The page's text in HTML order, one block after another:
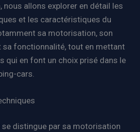
nous allons explorer en détail les
et les caractéristiques du
sa motorisation, son
fonctionnalité, tout en mettant
qui en font un choix prisé dans le
cars.
se distingue par sa motorisation